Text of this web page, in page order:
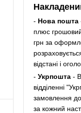
- Нова пошта
плюс
грн за
відстані і
- Укрпошта-
відділенні
замовлення до
за кожний